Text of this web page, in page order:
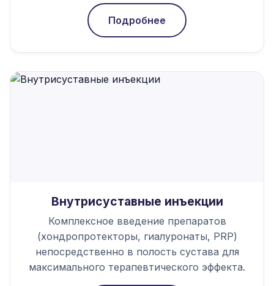
Подробнее
Внутрисуставные инъекции
Комплексное введение препаратов
(хондропротекторы, гиалуронаты, PRP)
непосредственно в полость сустава для
максимального терапевтического эффекта.